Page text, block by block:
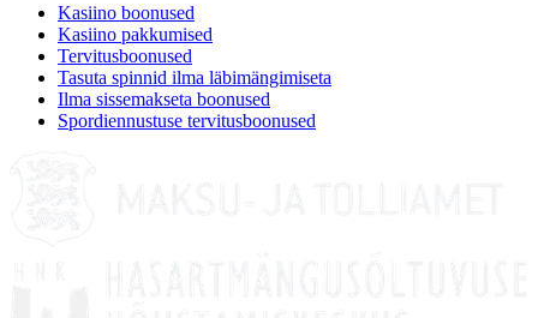
Kasiino boonused
Kasiino pakkumised
Tervitusboonused
Tasuta spinnid ilma läbimängimiseta
Ilma sissemakseta boonused
Spordiennustuse tervitusboonused